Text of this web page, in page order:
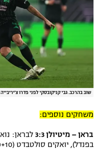
שוב בהרכב. גבי קניקובסקי לפני פדרו צ'יריבייה
משחקים נוספים:
בראן – מיטיולן 3:3